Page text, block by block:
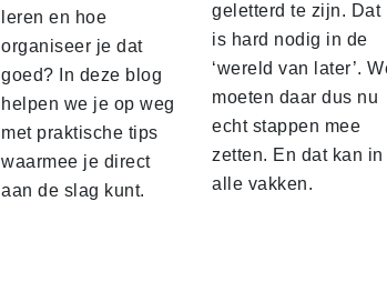
leren en hoe
organiseer je dat
goed? In deze blog
helpen we je op weg
met praktische tips
waarmee je direct
aan de slag kunt.
geletterd te zijn. Dat
is hard nodig in de
‘wereld van later’.
moeten daar dus nu
echt stappen mee
zetten. En dat kan in
alle vakken.